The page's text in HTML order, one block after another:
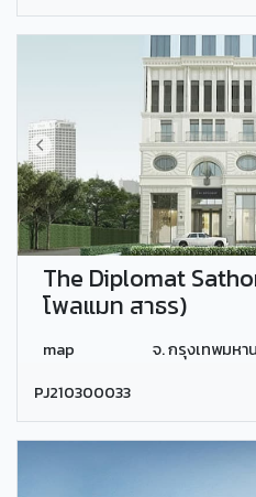
The Diplomat
โพลแมท สาธร)
map
จ. กรุงเทพมหา
PJ210300033